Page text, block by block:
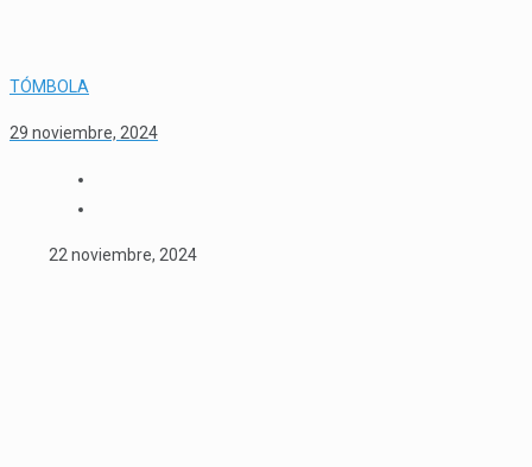
TÓMBOLA
29 noviembre, 2024
22 noviembre, 2024